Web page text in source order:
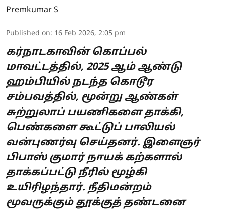
Premkumar S
Published on: 16 Feb 2026, 2:05 pm
கர்நாடகாவின் கொப்பல்
மாவட்டத்தில், 2025 ஆம் ஆண்டு
ஹம்பியில் நடந்த கொடூர
சம்பவத்தில், மூன்று ஆண்கள்
சுற்றுலாப் பயணிகளை தாக்கி,
பெண்களை கூட்டுப் பாலியல்
வன்புணர்வு செய்தனர். இளைஞர்
பிபாஸ் குமார் நாயக் கற்களால்
தாக்கப்பட்டு நீரில் மூழ்கி
உயிரிழந்தார். நீதிமன்றம்
மூவருக்கும் தூக்குத் தண்டனை